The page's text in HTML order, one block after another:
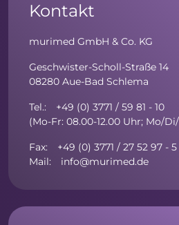
Kontakt
murimed GmbH & Co. KG
Geschwister-Scholl-Straße 14
08280 Aue-Bad Schlema
Tel.: +49 (0) 3771 / 59 81 - 10
(Mo-Fr: 08.00-12.00 Uhr; Mo/
Fax: +49 (0) 3771 / 27 52 97 - 5
Mail: info@murimed.de